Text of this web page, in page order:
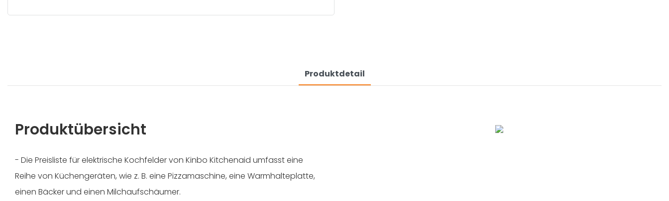
Produktdetail
Produktübersicht
- Die Preisliste für elektrische Kochfelder von Kinbo Kitchenaid umfasst eine
Reihe von Küchengeräten, wie z. B. eine Pizzamaschine, eine Warmhalteplatte,
einen Bäcker und einen Milchaufschäumer.